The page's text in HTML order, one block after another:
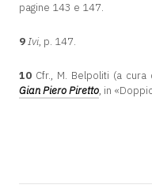
pagine 143 e 147.
9Ivi, p. 147.
10 Cfr., M. Belpoliti (a cura
Gian Piero Piretto, in